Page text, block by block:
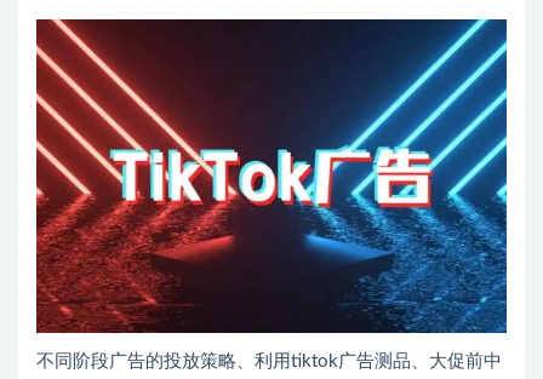
不同阶段广告的投放策略、利用tiktok广告测品、大促前中